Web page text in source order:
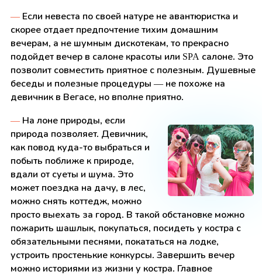
—Если невеста по своей натуре не авантюристка и
скорее отдает предпочтение тихим домашним
вечерам, а не шумным дискотекам, то прекрасно
подойдет вечер в салоне красоты или SPA салоне. Это
позволит совместить приятное с полезным. Душевные
беседы и полезные процедуры — не похоже на
девичник в Вегасе, но вполне приятно.
—На лоне природы, если
природа позволяет. Девичник,
как повод куда-то выбраться и
побыть поближе к природе,
вдали от суеты и шума. Это
может поездка на дачу, в лес,
можно снять коттедж, можно
просто выехать за город. В такой обстановке можно
пожарить шашлык, покупаться, посидеть у костра с
обязательными песнями, покататься на лодке,
устроить простенькие конкурсы. Завершить вечер
можно историями из жизни у костра. Главное